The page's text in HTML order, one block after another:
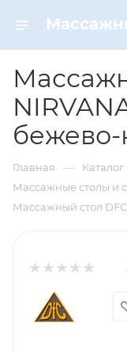
Главная — Каталог
Массажные столы и
Массажный стол